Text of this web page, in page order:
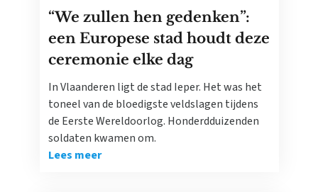
“We zullen hen gedenken”:
een Europese stad houdt deze
ceremonie elke dag
In Vlaanderen ligt de stad Ieper. Het was het
toneel van de bloedigste veldslagen tijdens
de Eerste Wereldoorlog. Honderdduizenden
soldaten kwamen om.
Lees meer